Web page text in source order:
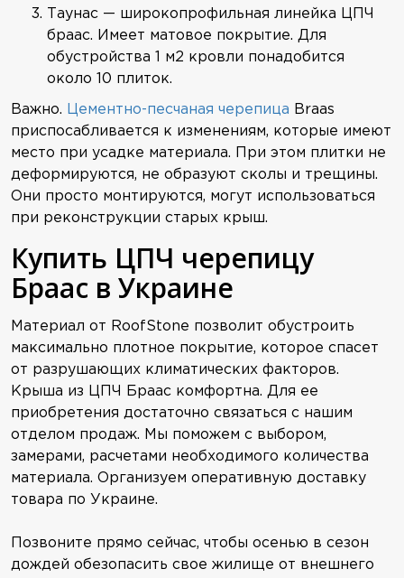
Таунас — широкопрофильная линейка ЦПЧ
браас. Имеет матовое покрытие. Для
обустройства 1 м2 кровли понадобится
около 10 плиток.
Важно. Цементно-песчаная черепица Braas
приспосабливается к изменениям, которые имеют
место при усадке материала. При этом плитки не
деформируются, не образуют сколы и трещины.
Они просто монтируются, могут использоваться
при реконструкции старых крыш.
Купить ЦПЧ черепицу
Браас в Украине
Материал от RoofStone позволит обустроить
максимально плотное покрытие, которое спасет
от разрушающих климатических факторов.
Крыша из ЦПЧ Браас комфортна. Для ее
приобретения достаточно связаться с нашим
отделом продаж. Мы поможем с выбором,
замерами, расчетами необходимого количества
материала. Организуем оперативную доставку
товара по Украине.
Позвоните прямо сейчас, чтобы осенью в сезон
дождей обезопасить свое жилище от внешнего